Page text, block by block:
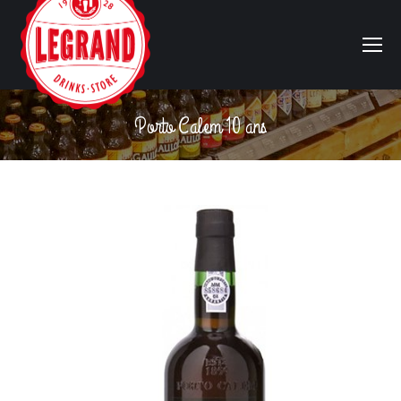
Porto Calem 10 ans
Vous êtes ici :